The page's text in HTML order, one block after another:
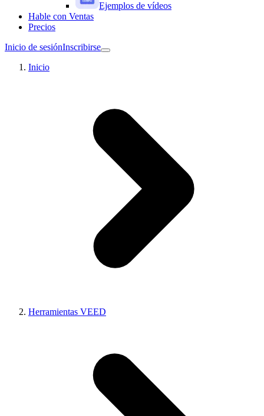
Ejemplos de vídeos
Hable con Ventas
Precios
Inicio de sesiónInscribirse
Inicio
Herramientas VEED